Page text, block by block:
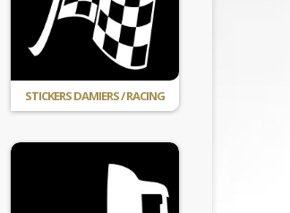
STICKERS DAMIERS / RACING